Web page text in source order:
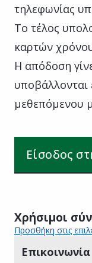
τηλεφωνίας
Το τέλος
καρτών
Η απόδοση
υποβάλλονται
μεθεπόμενου
Είσοδος
Χρήσιμοι
Προσθήκη στις
Επικοινωνία